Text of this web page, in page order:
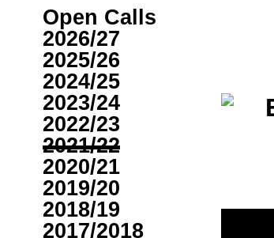
Open Calls
2026/27
2025/26
2024/25
2023/24
2022/23
2021/22
2020/21
2019/20
2018/19
2017/2018